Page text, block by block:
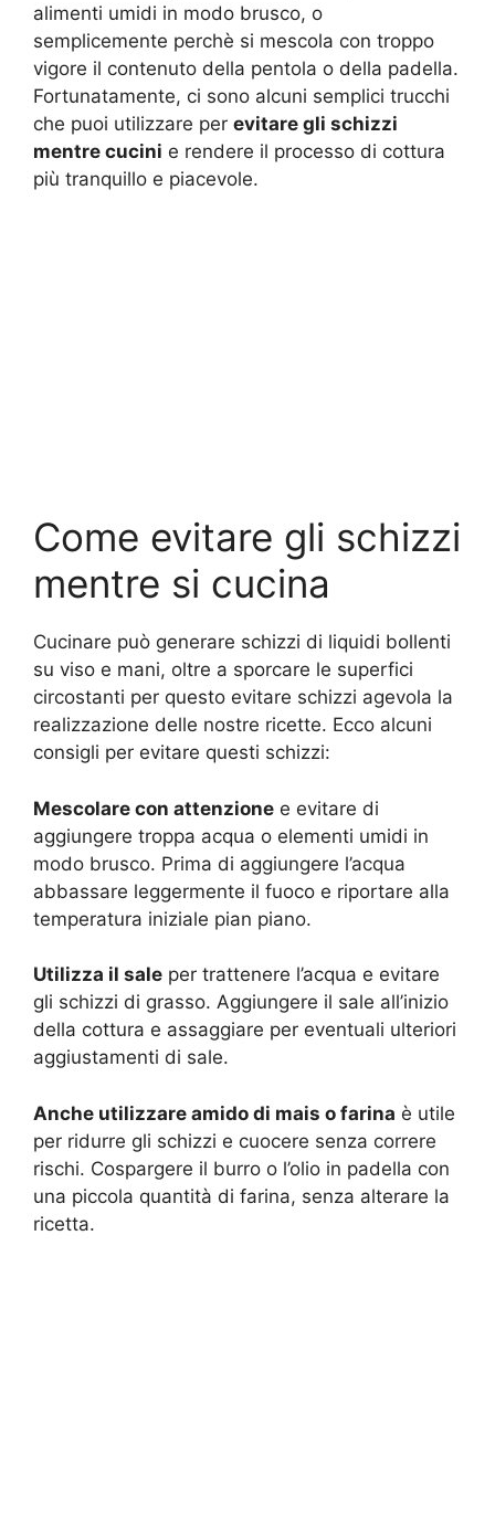
alimenti umidi in modo brusco, o
semplicemente perchè si mescola con troppo
vigore il contenuto della pentola o della padella.
Fortunatamente, ci sono alcuni semplici trucchi
che puoi utilizzare per evitare gli schizzi
mentre cucini e rendere il processo di cottura
più tranquillo e piacevole.
Come evitare gli schizzi
mentre si cucina
Cucinare può generare schizzi di liquidi bollenti
su viso e mani, oltre a sporcare le superfici
circostanti per questo evitare schizzi agevola la
realizzazione delle nostre ricette. Ecco alcuni
consigli per evitare questi schizzi:
Mescolare con attenzione e evitare di
aggiungere troppa acqua o elementi umidi in
modo brusco. Prima di aggiungere l’acqua
abbassare leggermente il fuoco e riportare alla
temperatura iniziale pian piano.
Utilizza il sale per trattenere l’acqua e evitare
gli schizzi di grasso. Aggiungere il sale all’inizio
della cottura e assaggiare per eventuali ulteriori
aggiustamenti di sale.
Anche utilizzare amido di mais o farina è utile
per ridurre gli schizzi e cuocere senza correre
rischi. Cospargere il burro o l’olio in padella con
una piccola quantità di farina, senza alterare la
ricetta.